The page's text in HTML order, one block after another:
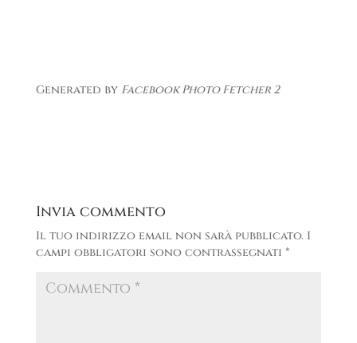
Generated by Facebook Photo Fetcher 2
Invia commento
Il tuo indirizzo email non sarà pubblicato. I
campi obbligatori sono contrassegnati *